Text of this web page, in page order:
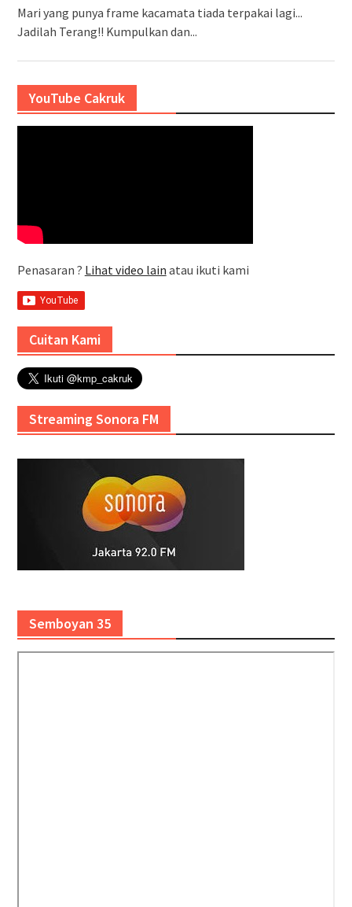
Mari yang punya frame kacamata tiada terpakai lagi...
Jadilah Terang!! Kumpulkan dan...
YouTube Cakruk
Penasaran ? Lihat video lain atau ikuti kami
Cuitan Kami
Streaming Sonora FM
Semboyan 35